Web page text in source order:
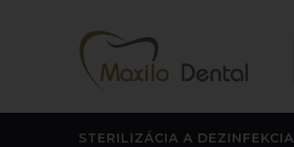
STERILIZÁCIA A DEZINFEKCIA